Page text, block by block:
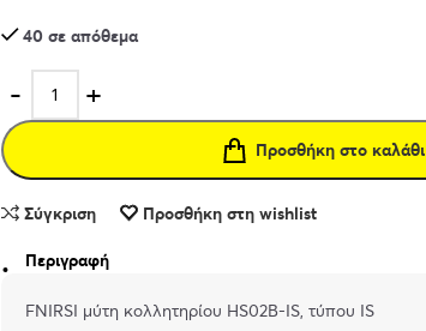
40 σε απόθεμα
Προσθήκη στο καλάθι
Σύγκριση Προσθήκη στη wishlist
Περιγραφή
FNIRSI μύτη κολλητηρίου HS02B-IS, τύπου IS